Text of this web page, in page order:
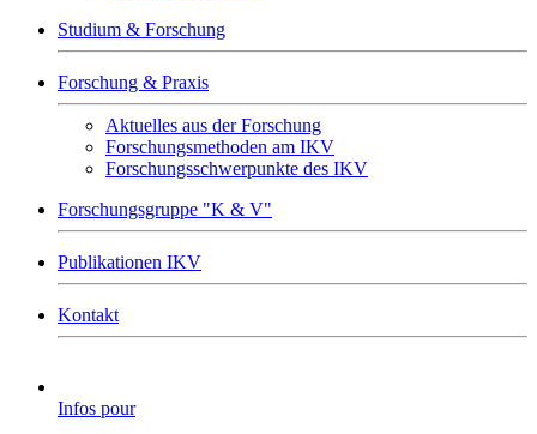
Studium & Forschung
Forschung & Praxis
Aktuelles aus der Forschung
Forschungsmethoden am IKV
Forschungsschwerpunkte des IKV
Forschungsgruppe "K & V"
Publikationen IKV
Kontakt
Infos pour